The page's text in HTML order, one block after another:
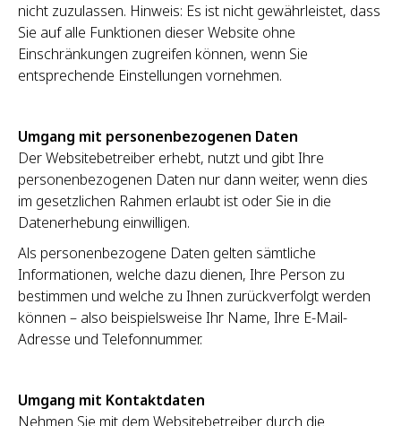
nicht zuzulassen. Hinweis: Es ist nicht gewährleistet, dass
Sie auf alle Funktionen dieser Website ohne
Einschränkungen zugreifen können, wenn Sie
entsprechende Einstellungen vornehmen.
Umgang mit personenbezogenen Daten
Der Websitebetreiber erhebt, nutzt und gibt Ihre
personenbezogenen Daten nur dann weiter, wenn dies
im gesetzlichen Rahmen erlaubt ist oder Sie in die
Datenerhebung einwilligen.
Als personenbezogene Daten gelten sämtliche
Informationen, welche dazu dienen, Ihre Person zu
bestimmen und welche zu Ihnen zurückverfolgt werden
können – also beispielsweise Ihr Name, Ihre E-Mail-
Adresse und Telefonnummer.
Umgang mit Kontaktdaten
Nehmen Sie mit dem Websitebetreiber durch die